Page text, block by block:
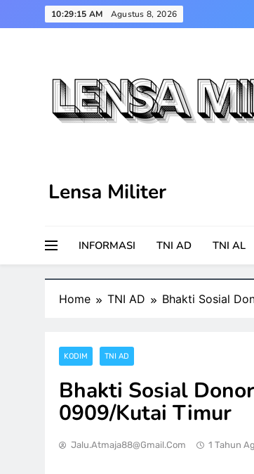
to
10:29:16 AM Agustus 8, 2026
Lensa Militer
INFORMASI TNI AD TNI AL
Home TNI AD Bhakti Sosial
KODIM TNI AD
Bhakti Sosial
0909/Kutai Timur
Jalu.atmaja88@gmail.com 1 Tahun